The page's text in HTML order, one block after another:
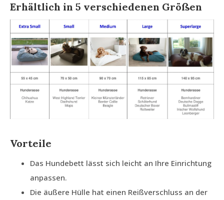
Erhältlich in 5 verschiedenen Größen
Vorteile
Das Hundebett lässt sich leicht an Ihre Einrichtung
anpassen.
Die äußere Hülle hat einen Reißverschluss an der